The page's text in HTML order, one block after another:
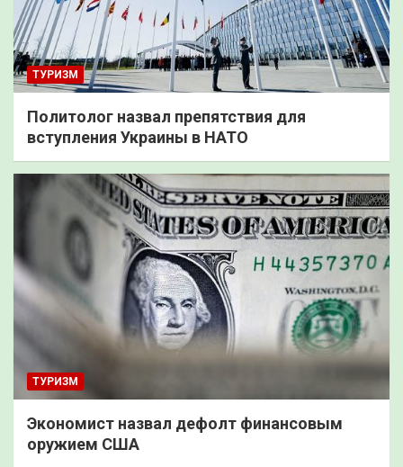
ТУРИЗМ
Политолог назвал препятствия для
вступления Украины в НАТО
ТУРИЗМ
Экономист назвал дефолт финансовым
оружием США